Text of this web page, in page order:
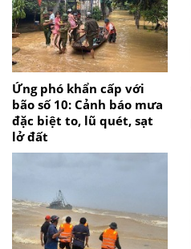
Ứng phó khẩn cấp với
bão số 10: Cảnh báo mưa
đặc biệt to, lũ quét, sạt
lở đất